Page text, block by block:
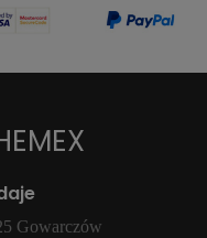
Gowarczów